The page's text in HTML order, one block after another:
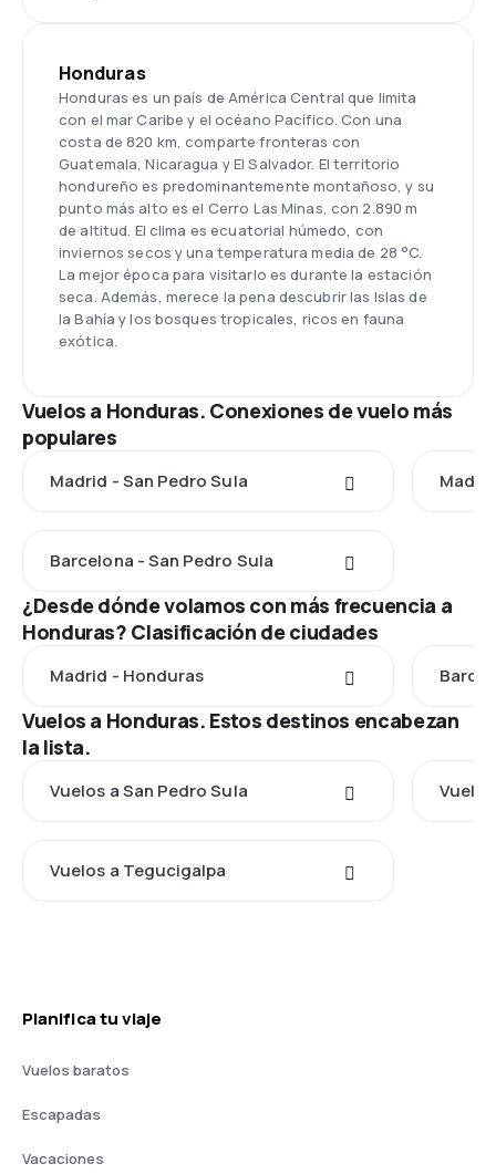
Honduras
Honduras es un país de América Central que limita
con el mar Caribe y el océano Pacífico. Con una
costa de 820 km, comparte fronteras con
Guatemala, Nicaragua y El Salvador. El territorio
hondureño es predominantemente montañoso, y su
punto más alto es el Cerro Las Minas, con 2.890 m
de altitud. El clima es ecuatorial húmedo, con
inviernos secos y una temperatura media de 28 °C.
La mejor época para visitarlo es durante la estación
seca. Además, merece la pena descubrir las Islas de
la Bahía y los bosques tropicales, ricos en fauna
exótica.
Vuelos a Honduras. Conexiones de vuelo más
populares
Madrid - San Pedro Sula
Barcelona - San Pedro Sula
¿Desde dónde volamos con más frecuencia a
Honduras? Clasificación de ciudades
Madrid - Honduras
Vuelos a Honduras. Estos destinos encabezan
la lista.
Vuelos a San Pedro Sula
Vuelos a Tegucigalpa
Planifica tu viaje
Vuelos baratos
Escapadas
Vacaciones